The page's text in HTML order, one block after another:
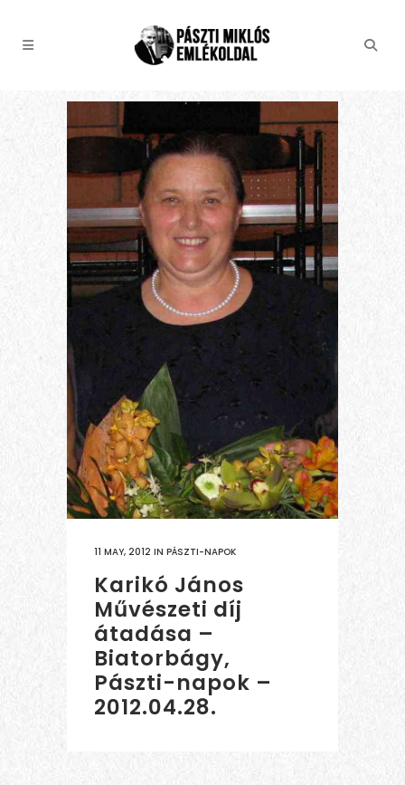
11 MAY, 2012 IN PÁSZTI-NAPOK
Karikó János
Művészeti díj
átadása –
Biatorbágy,
Pászti-napok –
2012.04.28.